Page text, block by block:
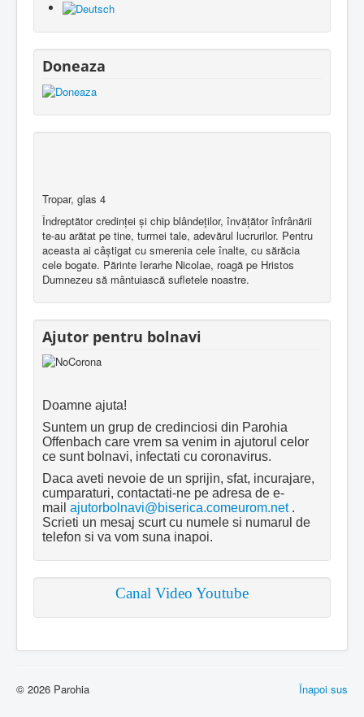
Doneaza
Tropar, glas 4
Îndreptător credinţei şi chip blândeţilor, învăţător înfrânării
te-au arătat pe tine, turmei tale, adevărul lucrurilor. Pentru
aceasta ai câştigat cu smerenia cele înalte, cu sărăcia
cele bogate. Părinte Ierarhe Nicolae, roagă pe Hristos
Dumnezeu să mântuiască sufletele noastre.
Ajutor pentru bolnavi
Doamne ajuta!
Suntem un grup de credinciosi din Parohia
Offenbach care vrem sa venim in ajutorul celor
ce sunt bolnavi, infectati cu coronavirus.
Daca aveti nevoie de un sprijin, sfat, incurajare,
cumparaturi, contactati-ne pe adresa de e-
mail ajutorbolnavi@biserica.comeurom.net.
Scrieti un mesaj scurt cu numele si numarul de
telefon si va vom suna inapoi.
Canal Video Youtube
Înapoi sus
© 2026 Parohia